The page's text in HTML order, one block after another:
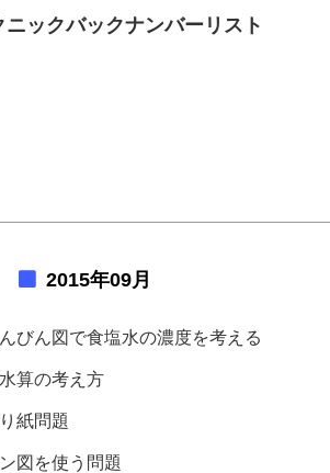
ニックバックナンバーリスト
2015年09月
びん図で食塩水の濃度を考える
算の考え方
紙問題
図を使う問題